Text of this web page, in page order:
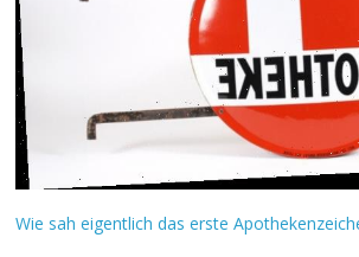
Wie sah eigentlich das erste